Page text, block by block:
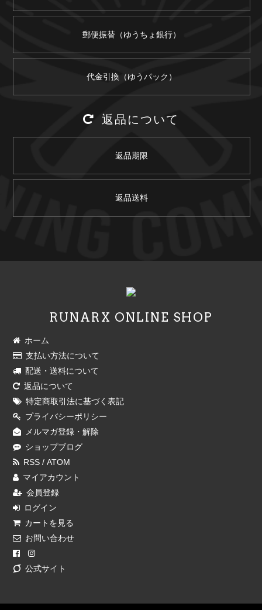
郵便振替（ゆうちょ銀行）
代金引換（ゆうパック）
返品について
返品期限
返品送料
RUNARX ONLINE SHOP
ホーム
支払い方法について
配送・送料について
返品について
特定商取引法に基づく表記
プライバシーポリシー
メルマガ登録・解除
ショップブログ
RSS /ATOM
マイアカウント
会員登録
ログイン
カートを見る
お問い合わせ
公式サイト